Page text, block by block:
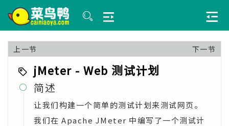
上一节 下一节
jMeter - Web 测试计划
 简述
让我们构建一个简单的测试计划来测试网页。
我们在 Apache JMeter 中编写了一个测试计